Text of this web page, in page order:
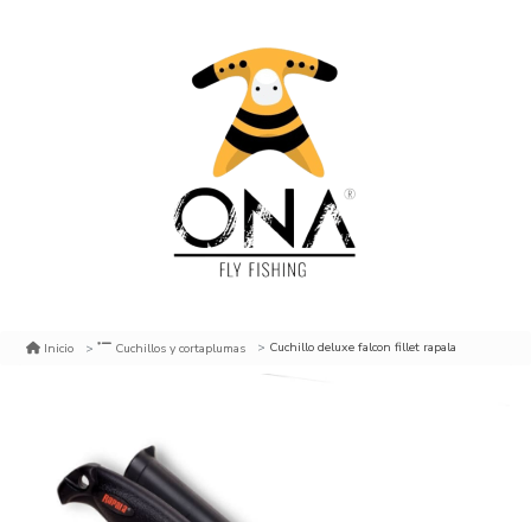
Inicio Cuchillos y cortaplumas Cuchillo deluxe falcon fillet rapala